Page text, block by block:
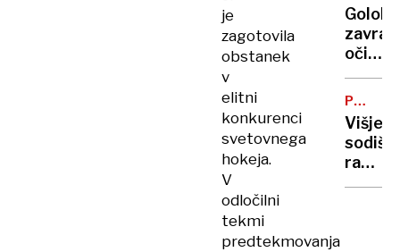
je
zagotovila
obstanek
v
elitni
konkurenci
svetovnega
hokeja.
V
odločilni
tekmi
predtekmovanja
nikoli
ne
bo
Golob
očitke
o
visokih
za
Višje
sodbo